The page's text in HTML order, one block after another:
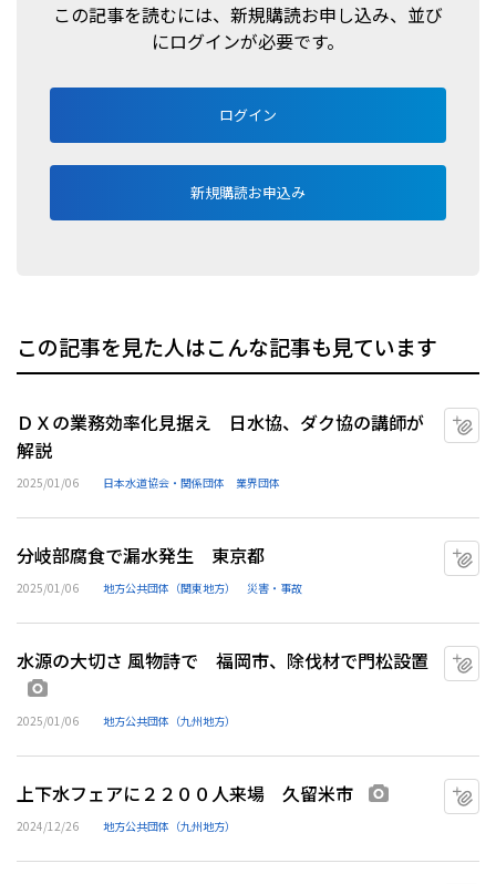
この記事を読むには、新規購読お申し込み、並び
にログインが必要です。
ログイン
新規購読お申込み
この記事を見た人はこんな記事も見ています
ＤＸの業務効率化見据え 日水協、ダク協の講師が
解説
2025/01/06 日本水道協会・関係団体 業界団体
分岐部腐食で漏水発生 東京都
2025/01/06 地方公共団体（関東地方） 災害・事故
水源の大切さ 風物詩で 福岡市、除伐材で門松設置
2025/01/06 地方公共団体（九州地方）
上下水フェアに２２００人来場 久留米市
2024/12/26 地方公共団体（九州地方）